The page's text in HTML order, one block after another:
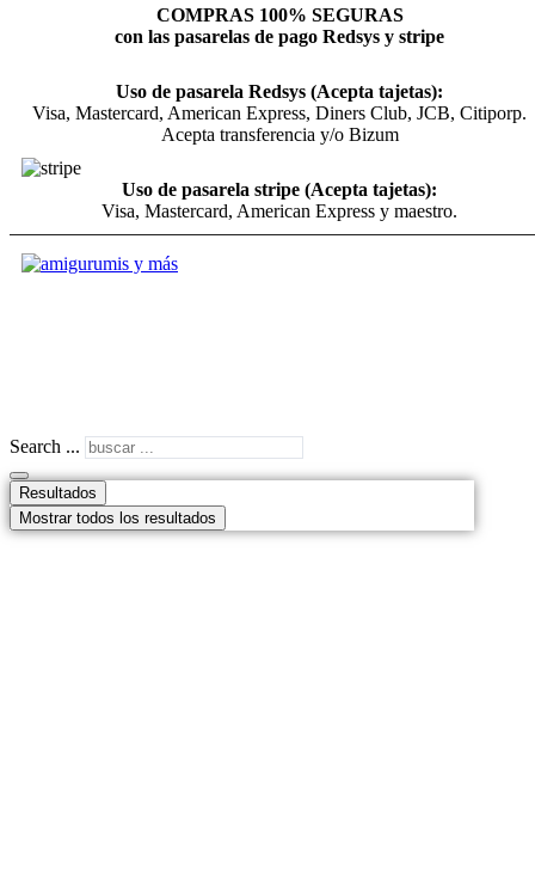
COMPRAS 100% SEGURAS
con las pasarelas de pago Redsys y stripe
Uso de pasarela Redsys (Acepta tajetas):
Visa, Mastercard, American Express, Diners Club, JCB, Citiporp.
Acepta transferencia y/o Bizum
Uso de pasarela stripe (Acepta tajetas):
Visa, Mastercard, American Express y maestro.
Search ...
Resultados
Mostrar todos los resultados